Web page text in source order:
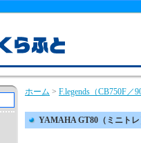
ホーム > F.legends（CB750F／
YAMAHA GT80（ミニトレ